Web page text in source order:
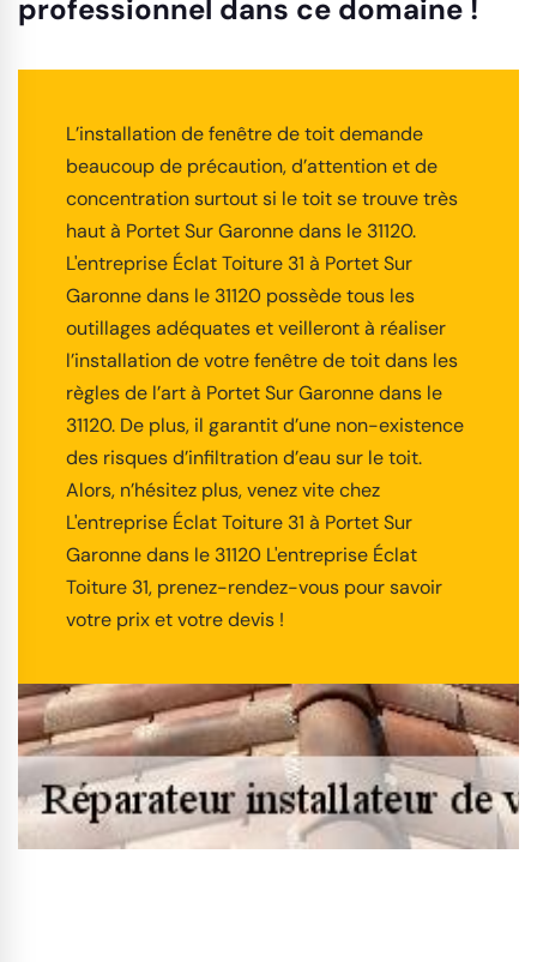
professionnel dans ce domaine !
L’installation de fenêtre de toit demande
beaucoup de précaution, d’attention et de
concentration surtout si le toit se trouve très
haut à Portet Sur Garonne dans le 31120.
L'entreprise Éclat Toiture 31 à Portet Sur
Garonne dans le 31120 possède tous les
outillages adéquates et veilleront à réaliser
l’installation de votre fenêtre de toit dans les
règles de l’art à Portet Sur Garonne dans le
31120. De plus, il garantit d’une non-existence
des risques d’infiltration d’eau sur le toit.
Alors, n’hésitez plus, venez vite chez
L'entreprise Éclat Toiture 31 à Portet Sur
Garonne dans le 31120 L'entreprise Éclat
Toiture 31, prenez-rendez-vous pour savoir
votre prix et votre devis !